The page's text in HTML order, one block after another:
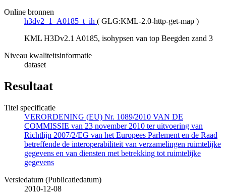
Online bronnen
h3dv2_1_A0185_t_ih ( GLG:KML-2.0-http-get-map )
KML H3Dv2.1 A0185, isohypsen van top Beegden zand 3
Niveau kwaliteitsinformatie
dataset
Resultaat
Titel specificatie
VERORDENING (EU) Nr. 1089/2010 VAN DE
COMMISSIE van 23 november 2010 ter uitvoering van
Richtlijn 2007/2/EG van het Europees Parlement en de Raad
betreffende de interoperabiliteit van verzamelingen ruimtelijke
gegevens en van diensten met betrekking tot ruimtelijke
gegevens
Versiedatum (Publicatiedatum)
2010-12-08